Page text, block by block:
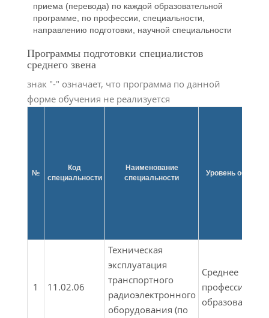
приема (перевода) по каждой образовательной
программе, по профессии, специальности,
направлению подготовки, научной специальности
Программы подготовки специалистов
среднего звена
знак "-" означает, что программа по данной
форме обучения не реализуется
№
Код
специальности
Наименование
специальности
Уровень
1 11.02.06
Техническая
эксплуатация
транспортного
радиоэлектронного
оборудования (по
Среднее
образование